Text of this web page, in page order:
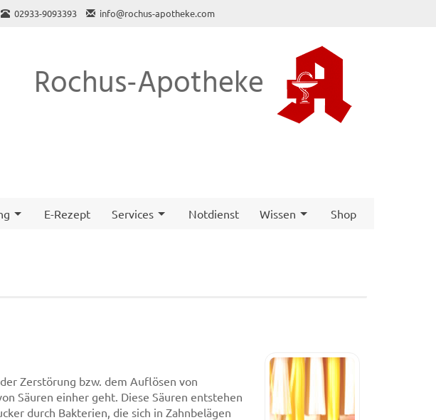
02933-9093393 info@rochus-apotheke.com
Rochus-Apotheke
E-Rezept Services Notdienst Wissen Shop
Zerstörung bzw. dem Auflösen von
Säuren einher geht. Diese Säuren entstehen
durch Bakterien, die sich in Zahnbelägen